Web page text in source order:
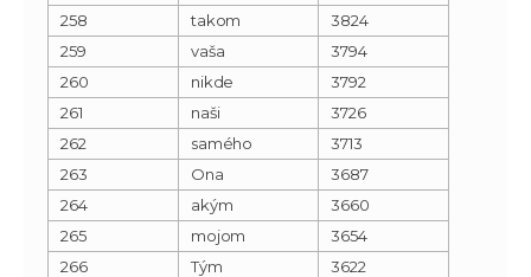
258
takom
3824
259
vaša
3794
260
nikde
3792
261
naši
3726
262
samého
3713
263
Ona
3687
264
akým
3660
265
mojom
3654
266
Tým
3622